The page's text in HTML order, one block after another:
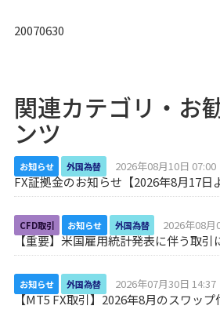
20070630
関連カテゴリ・お
ンツ
お知らせ 外国為替 2026年08月10日 07:00
FX証拠金のお知らせ【2026年8月17日
CFD取引 お知らせ 外国為替 2026年08月
【重要】米国雇用統計発表に伴う取引
お知らせ 外国為替 2026年07月30日 14:37
【MT5 FX取引】2026年8月のスワッ